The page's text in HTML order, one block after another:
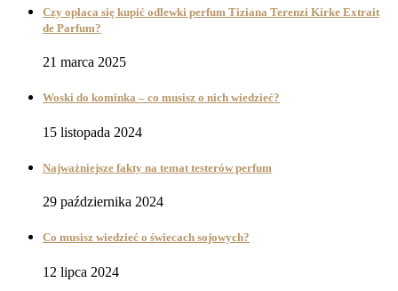
Czy opłaca się kupić odlewki perfum Tiziana Terenzi Kirke Extrait
de Parfum?
21 marca 2025
Woski do kominka – co musisz o nich wiedzieć?
15 listopada 2024
Najważniejsze fakty na temat testerów perfum
29 października 2024
Co musisz wiedzieć o świecach sojowych?
12 lipca 2024